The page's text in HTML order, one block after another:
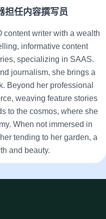
担任内容撰写员
content writer with a wealth
informative content
specializing in SAAS.
journalism, she brings a
Beyond her professional
weaving feature stories
to the cosmos, where she
When not immersed in
tending to her garden, a
and beauty.